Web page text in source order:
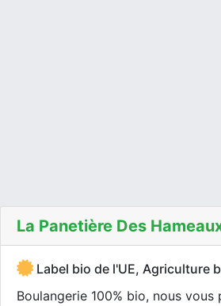
La Panetière Des
Label bio de l'UE, Agriculture
Boulangerie 100% bio, nous vous